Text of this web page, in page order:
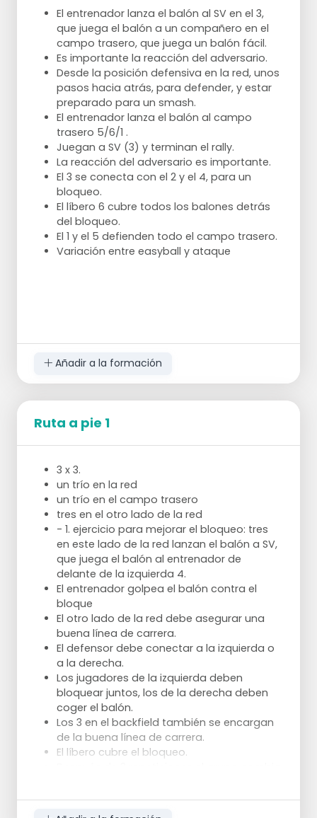
El entrenador lanza el balón al SV en el 3,
que juega el balón a un compañero en el
campo trasero, que juega un balón fácil.
Es importante la reacción del adversario.
Desde la posición defensiva en la red, unos
pasos hacia atrás, para defender, y estar
preparado para un smash.
El entrenador lanza el balón al campo
trasero 5/6/1 .
Juegan a SV (3) y terminan el rally.
La reacción del adversario es importante.
El 3 se conecta con el 2 y el 4, para un
bloqueo.
El líbero 6 cubre todos los balones detrás
del bloqueo.
El 1 y el 5 defienden todo el campo trasero.
Variación entre easyball y ataque
Añadir a la formación
Ruta a pie 1
3 x 3.
un trío en la red
un trío en el campo trasero
tres en el otro lado de la red
- 1. ejercicio para mejorar el bloqueo: tres
en este lado de la red lanzan el balón a SV,
que juega el balón al entrenador de
delante de la izquierda 4.
El entrenador golpea el balón contra el
bloque
El otro lado de la red debe asegurar una
buena línea de carrera.
El defensor debe conectar a la izquierda o
a la derecha.
Los jugadores de la izquierda deben
bloquear juntos, los de la derecha deben
coger el balón.
Los 3 en el backfield también se encargan
de la buena línea de carrera.
El líbero cubre el bloqueo.
cambia.